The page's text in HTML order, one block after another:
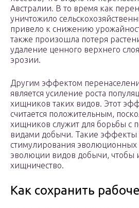
Австралии. В то время как
уничтожило
привело к снижению
также произошла потеря
удаление ценного верхнего
эрозии.
Другим эффектом
является усиление роста
хищников таких видов. Этот
считается положительным,
хищников служит для борьбы с
видами добычи. Такие эффекты
стимулирования
эволюции видов добычи, чтобы
хищничество.
Как сохранить